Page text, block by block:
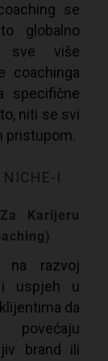
se
globalno
sve više
coachinga
specifične
niti se svi
pristupom.
I
Karijeru
na razvoj
i uspjeh u
da
brand ili